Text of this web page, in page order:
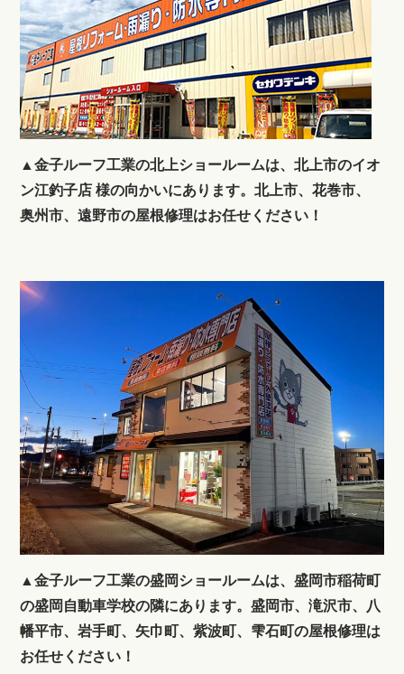
▲金子ルーフ工業の北上ショールームは、北上市のイオ
ン江釣子店 様の向かいにあります。北上市、花巻市、
奥州市、遠野市の屋根修理はお任せください！
▲金子ルーフ工業の盛岡ショールームは、盛岡市稲荷町
の盛岡自動車学校の隣にあります。盛岡市、滝沢市、八
幡平市、岩手町、矢巾町、紫波町、雫石町の屋根修理は
お任せください！